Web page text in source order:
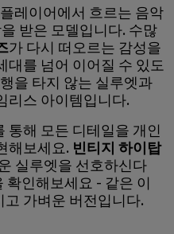
레이어에서 흐르는 음악
받은 모델입니다. 수많
가 다시 떠오르는 감성을
대를 넘어 이어질 수 있도
을 타지 않는 실루엣과
리스 아이템입니다.
통해 모든 디테일을 개인
해보세요. 빈티지 하이탑
실루엣을 선호하신다
확인해보세요 - 같은 이
가벼운 버전입니다.